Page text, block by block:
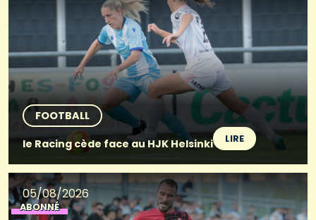
FOOTBALL
le Racing cède face au HJK Helsinki
LIRE
05/08/2026
ABONNÉ